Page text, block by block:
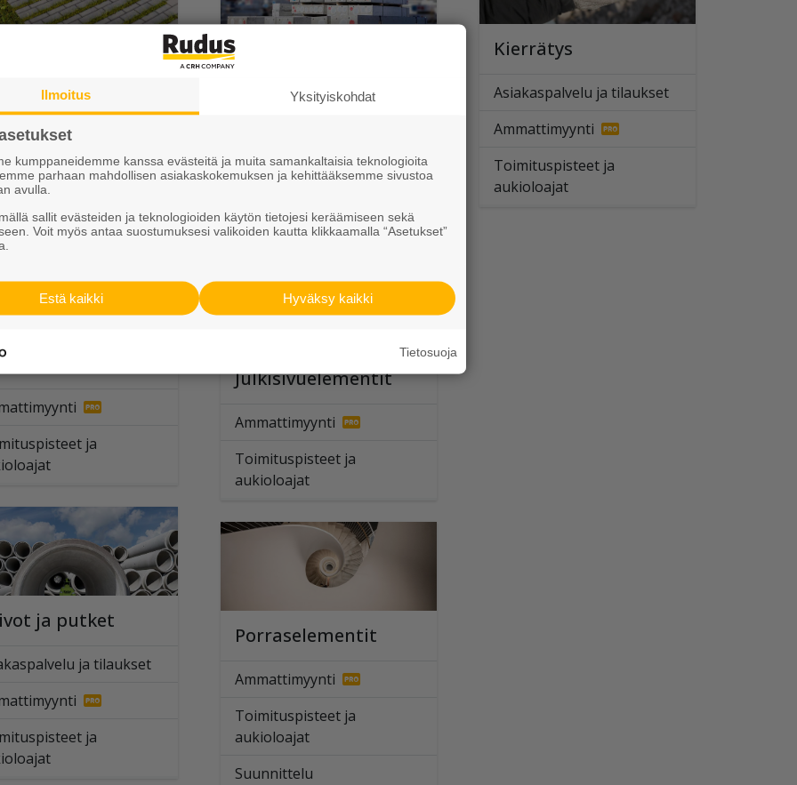
ja tilaukset
ja
ja
ja putket
ja tilaukset
ja
Elpo-hormi
Ammattimyynti
Suunnittelu
Työmaapalvelut
Julkisivuelementit
Ammattimyynti
Toimituspisteet ja
aukioloajat
Porraselementit
Ammattimyynti
Toimituspisteet ja
aukioloajat
Suunnittelu
Kierrätys
Asiakaspalvelu ja tilaukset
Ammattimyynti
Toimituspisteet ja
aukioloajat
Ilmoitus Yksityiskohdat
kumppaneidemme kanssa evästeitä ja muita samankaltaisia teknologioita
parhaan mahdollisen asiakaskokemuksen ja kehittääksemme sivustoa
avulla.
sallit evästeiden ja teknologioiden käytön tietojesi keräämiseen sekä
Voit myös antaa suostumuksesi valikoiden kautta klikkaamalla “Asetukset”
Hyväksy kaikki
Estä kaikki
Tietosuoja